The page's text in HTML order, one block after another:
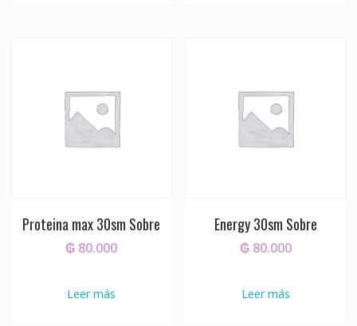
Proteina max 30sm Sobre
₲ 80.000
Leer más
Energy 30sm Sobre
₲80.000
Leer más